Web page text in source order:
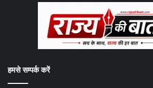
हमसे सम्पर्क करें